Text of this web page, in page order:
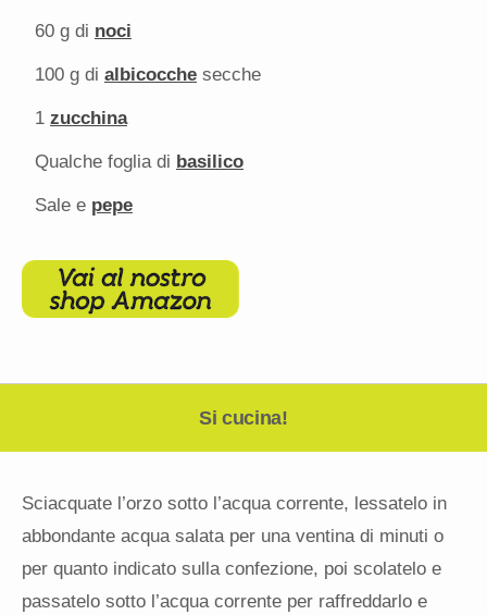
60 g di noci
100 g di albicocche secche
1 zucchina
Qualche foglia di basilico
Sale e pepe
Si cucina!
Sciacquate l’orzo sotto l’acqua corrente, lessatelo in
abbondante acqua salata per una ventina di minuti o
per quanto indicato sulla confezione, poi scolatelo e
passatelo sotto l’acqua corrente per raffreddarlo e